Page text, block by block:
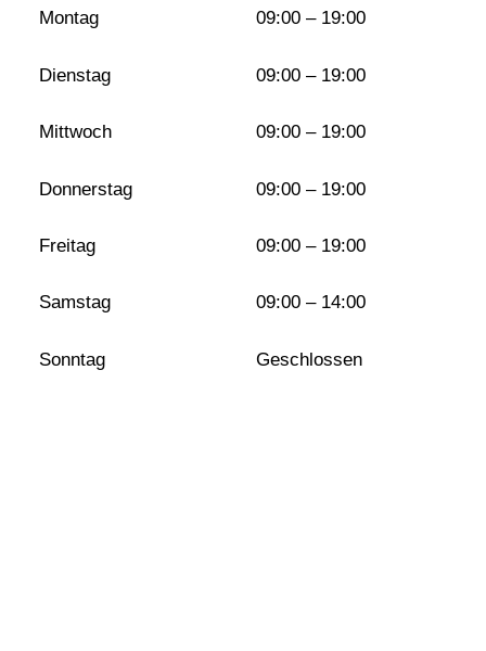
Montag 09:00 – 19:00
Dienstag 09:00 – 19:00
Mittwoch 09:00 – 19:00
Donnerstag 09:00 – 19:00
Freitag 09:00 – 19:00
Samstag 09:00 – 14:00
Sonntag Geschlossen